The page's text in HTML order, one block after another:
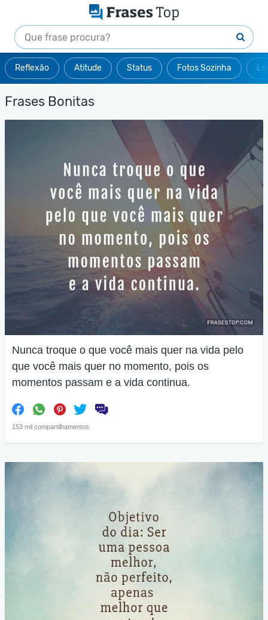
Reflexão Atitude Status Fotos Sozinha
Frases Bonitas
Nunca troque o que você mais quer na vida pelo
que você mais quer no momento, pois os
momentos passam e a vida continua.
153 mil compartilhamentos